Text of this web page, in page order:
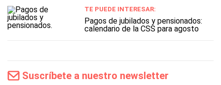
TE PUEDE INTERESAR:
Pagos de jubilados y pensionados:
calendario de la CSS para agosto
Suscríbete a nuestro newsletter